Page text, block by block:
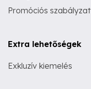
Promóciós szabályzat
Extra lehetőségek
Exkluzív kiemelés